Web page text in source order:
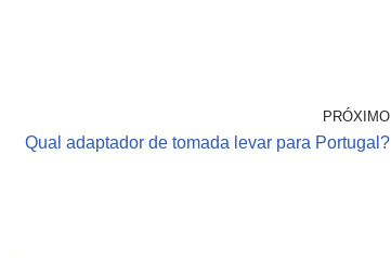
PRÓXIMO
Qual adaptador de tomada levar para Portugal?